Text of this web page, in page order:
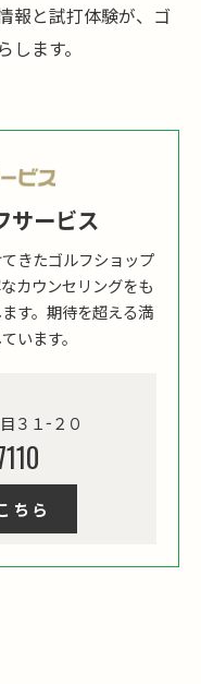
報と試打体験が、ゴ
ます。
サービス
きたゴルフショップ
カウンセリングをも
す。期待を超える満
います。
３１−２０
ちら